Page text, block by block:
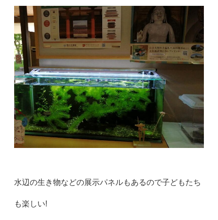
水辺の生き物などの展示パネルもあるので子どもたち
も楽しい!